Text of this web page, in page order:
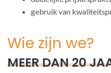
gebruik van
Wie zijn we?
MEER DAN 20